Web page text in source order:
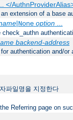
</
extension of a base
|None option...
backend-address
authentication and/or
파일명을 지정한다
Referring page on